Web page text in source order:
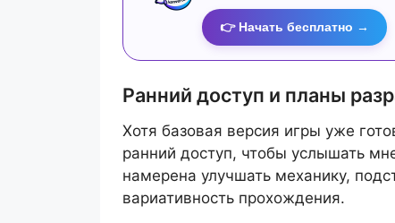
👉 Начать бесплатно →
Ранний доступ и планы
Хотя базовая версия игры уже
ранний доступ, чтобы услышать
намерена улучшать механику,
вариативность прохождения.